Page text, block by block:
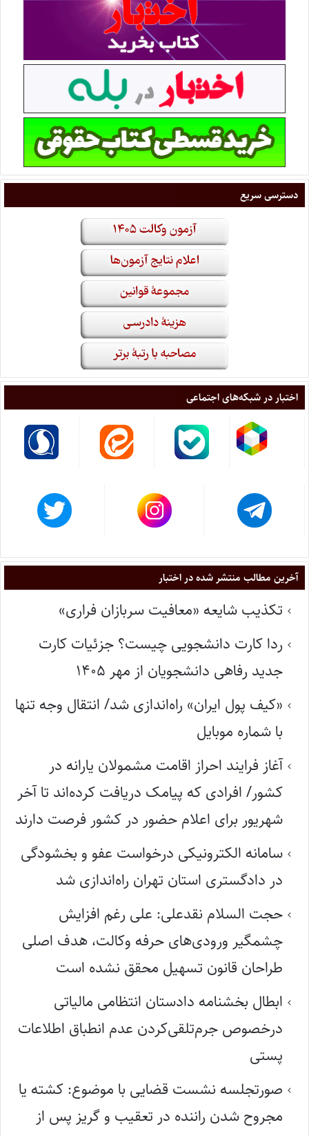
دسترسی سریع
اختبار در شبکه‌های اجتماعی
آخرین مطالب منتشر شده در اختبار
تکذیب شایعه «معافیت سربازان فراری»
ردا کارت دانشجویی چیست؟ جزئیات کارت
جدید رفاهی دانشجویان از مهر ۱۴۰۵
«کیف پول ایران» راه‌اندازی شد/ انتقال وجه تنها
با شماره موبایل
آغاز فرایند احراز اقامت مشمولان یارانه در
کشور/ افرادی که پیامک دریافت کرده‌اند تا آخر
شهریور برای اعلام حضور در کشور فرصت دارند
سامانه الکترونیکی درخواست عفو و بخشودگی
در دادگستری استان تهران راه‌اندازی شد
حجت السلام نقدعلی: علی رغم افزایش
چشمگیر ورودی‌های حرفه وکالت، هدف اصلی
طراحان قانون تسهیل محقق نشده است
ابطال بخشنامه دادستان انتظامی مالیاتی
درخصوص جرم‌تلقی‌کردن عدم انطباق اطلاعات
پستی
صورتجلسه نشست قضایی با موضوع: کشته یا
مجروح شدن راننده در تعقیب و گریز پس از